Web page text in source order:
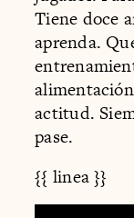
Tiene doce
aprenda.
actitud.
pase.
{{ linea }}